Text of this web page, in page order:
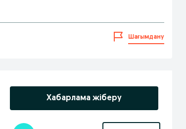
Шағымдану
Хабарлама жіберу